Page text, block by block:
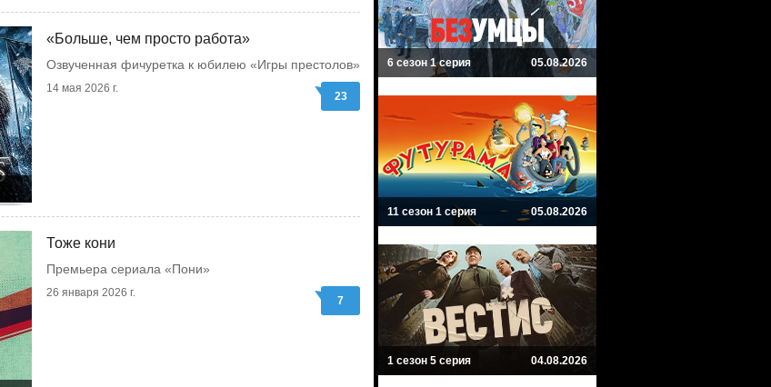
«Больше, чем просто работа»
Озвученная фичуретка к юбилею «Игры престолов»
14 мая 2026 г.
23
Тоже кони
Премьера сериала «Пони»
26 января 2026 г.
7
6 сезон 1 серия 05.08.2026
11 сезон 1 серия 05.08.2026
1 сезон 5 серия 04.08.2026